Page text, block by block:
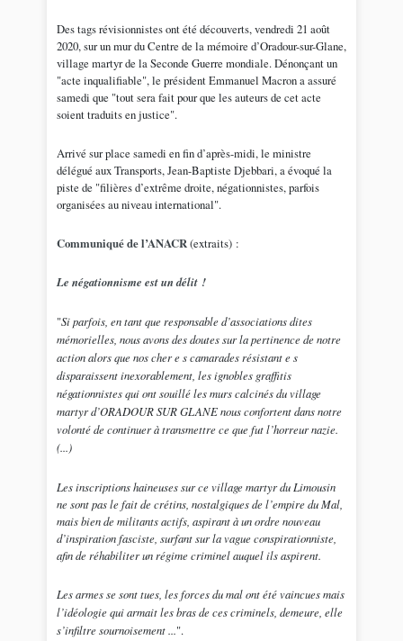
Des tags révisionnistes ont été découverts, vendredi 21 août
2020, sur un mur du Centre de la mémoire d’Oradour-sur-Glane,
village martyr de la Seconde Guerre mondiale. Dénonçant un
"acte inqualifiable", le président Emmanuel Macron a assuré
samedi que "tout sera fait pour que les auteurs de cet acte
soient traduits en justice".
Arrivé sur place samedi en fin d’après-midi, le ministre
délégué aux Transports, Jean-Baptiste Djebbari, a évoqué la
piste de "filières d’extrême droite, négationnistes, parfois
organisées au niveau international".
Communiqué de l’ANACR(extraits) :
Le négationnisme est un délit !
"Si parfois, en tant que responsable d’associations dites
mémorielles, nous avons des doutes sur la pertinence de notre
action alors que nos cher e s camarades résistant e s
disparaissent inexorablement, les ignobles graffitis
négationnistes qui ont souillé les murs calcinés du village
martyr d’ORADOUR SUR GLANE nous confortent dans notre
volonté de continuer à transmettre ce que fut l’horreur nazie.
(...)
Les inscriptions haineuses sur ce village martyr du Limousin
ne sont pas le fait de crétins, nostalgiques de l’empire du Mal,
mais bien de militants actifs, aspirant à un ordre nouveau
d’inspiration fasciste, surfant sur la vague conspirationniste,
afin de réhabiliter un régime criminel auquel ils aspirent.
Les armes se sont tues, les forces du mal ont été vaincues mais
l’idéologie qui armait les bras de ces criminels, demeure, elle
s’infiltre sournoisement ...".